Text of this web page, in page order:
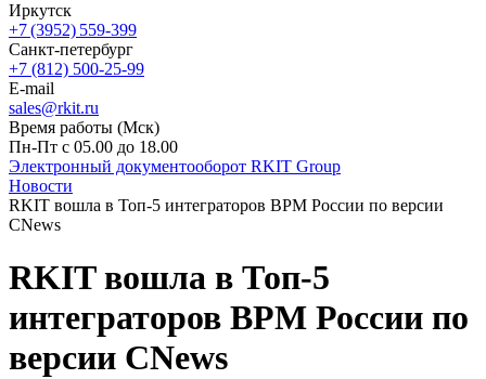
Иркутск
+7 (3952) 559-399
Санкт-петербург
+7 (812) 500-25-99
E-mail
sales@rkit.ru
Время работы (Мск)
Пн-Пт с 05.00 до 18.00
Электронный документооборот RKIT Group
Новости
RKIT вошла в Топ-5 интеграторов BPM России по версии
CNews
RKIT вошла в Топ-5
интеграторов BPM России по
версии CNews